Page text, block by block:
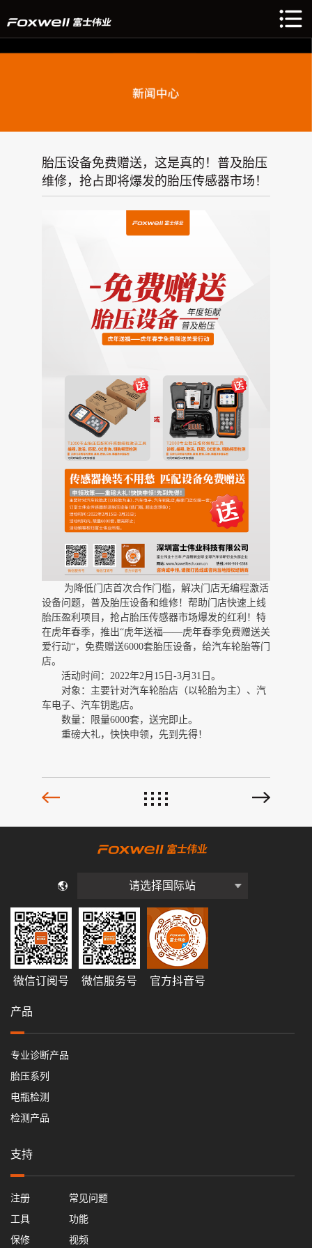
胎压设备免费赠送，这是真的！普及胎压
维修，抢占即将爆发的胎压传感器市场！
为降低门店首次合作门槛，解决门店无编程激活
设备问题，普及胎压设备和维修！帮助门店快速上线
胎压盈利项目，抢占胎压传感器市场爆发的红利！特
在虎年春季，推出“虎年送福——虎年春季免费赠送关
爱行动“，免费赠送6000套胎压设备，给汽车轮胎等门
店。
活动时间： 2022年2月15日-3月31日。
对象：主要针对汽车轮胎店（以轮胎为主）、汽
车电子、汽车钥匙店。
数量：限量6000套，送完即止。
重磅大礼，快快申领，先到先得！
请选择国际站
微信订阅号 微信服务号 官方抖音号
产品
专业诊断产品
胎压系列
电瓶检测
检测产品
支持
注册
工具
保修
常见问题
功能
视频